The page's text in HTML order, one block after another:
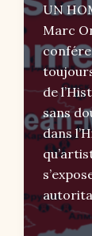
UN
Marc
de
sans
dans